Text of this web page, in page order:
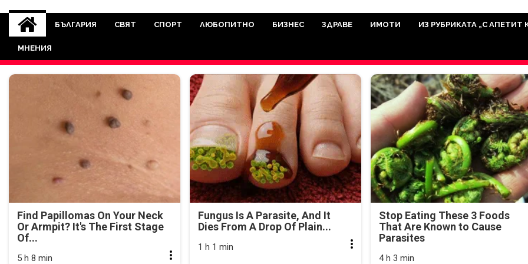
novinite-dnesbg.eu
Novinite-dnesbg.eu е медия, която има мисията да отразява всичко
Света. Новините, които се публикуват на нашия сайт са от
между медията и читателската аудитория, затова държим на
БЪЛГАРИЯ СВЯТ СПОРТ ЛЮБОПИТНО БИЗНЕС ЗДРАВЕ ИМОТИ ИЗ РУБРИКАТА „С АПЕТИТ
МНЕНИЯ
Find Papillomas On Your Neck
Or Armpit? It's The First Stage
Of...
5 h 8 min
Fungus Is A Parasite, And It
Dies From A Drop Of Plain...
1 h 1 min
Stop Eating These 3 Foods
That Are Known to Cause
Parasites
4 h 3 min